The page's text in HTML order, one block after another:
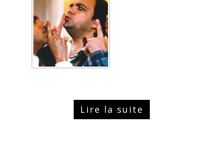
Lire la suite